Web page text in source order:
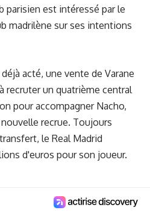
parisien est intéressé par le
madrilène sur ses intentions
acté, une vente de Varane
recruter un quatrième central
pour accompagner Nacho,
recrue. Toujours
le Real Madrid
d'euros pour son joueur.